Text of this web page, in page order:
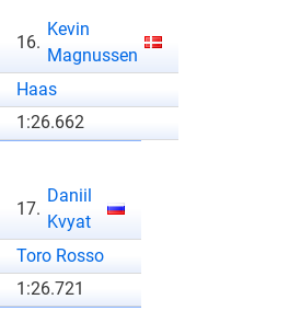
16.
Kevin
Magnussen
Haas
1:26.662
17.
Daniil
Kvyat
Toro Rosso
1:26.721